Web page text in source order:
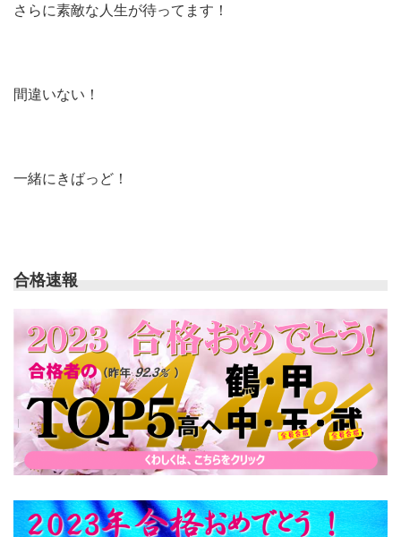
さらに素敵な人生が待ってます！
間違いない！
一緒にきばっど！
合格速報